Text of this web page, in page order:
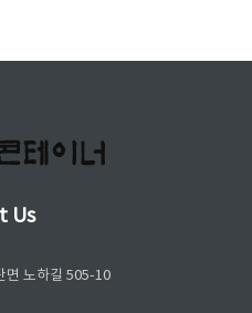
Us
면 노하길 505-10